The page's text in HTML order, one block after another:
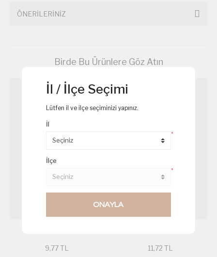
ÖNERİLERİNİZ
Birde Bu Ürünlere Göz Atın
YENİ
9,77 TL 11,72 TL
İl / İlçe Seçimi
Lütfen il ve ilçe seçiminizi yapınız.
İl
*
İlçe
*
ONAYLA